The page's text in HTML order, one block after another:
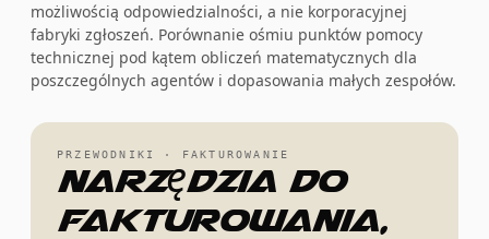
możliwością odpowiedzialności, a nie korporacyjnej
fabryki zgłoszeń. Porównanie ośmiu punktów pomocy
technicznej pod kątem obliczeń matematycznych dla
poszczególnych agentów i dopasowania małych zespołów.
PRZEWODNIKI · FAKTUROWANIE
Narzędzia do
fakturowania,